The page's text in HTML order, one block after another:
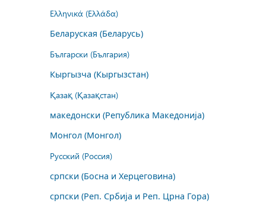
Ελληνικά (Ελλάδα)
Беларуская (Беларусь)
Български (България)
Кыргызча (Кыргызстан)
Қазақ (Қазақстан)
македонски (Република Македонија)
Монгол (Монгол)
Русский (Россия)
српски (Босна и Херцеговина)
српски (Реп. Србија и Реп. Црна Гора)